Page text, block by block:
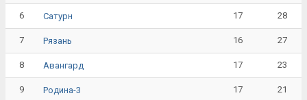
6 Сатурн 17 28
7 Рязань 16 27
8 Авангард 17 23
9 Родина-3 17 21